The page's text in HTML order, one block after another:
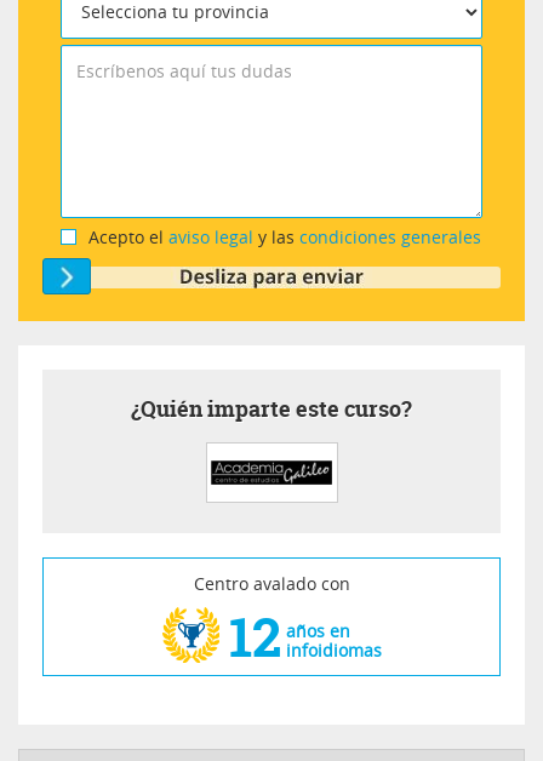
Acepto el aviso legal y las condiciones generales
¿Quién imparte este curso?
Centro avalado con
12 años en
infoidiomas